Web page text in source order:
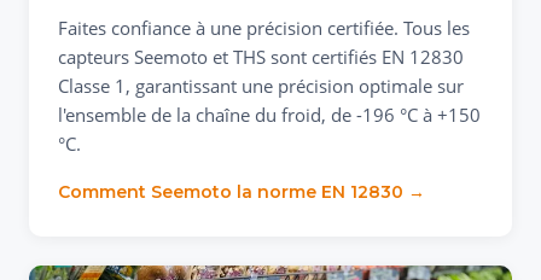
Faites confiance à une précision certifiée. Tous les
capteurs Seemoto et THS sont certifiés EN 12830
Classe 1, garantissant une précision optimale sur
l'ensemble de la chaîne du froid, de -196 °C à +150
°C.
Comment Seemoto la norme EN 12830 →